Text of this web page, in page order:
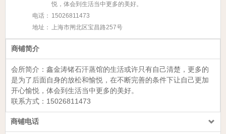
悦，体会到生活当中更多的美好。
电话： 15026811473
地址： 上海市闸北区宝昌路257号
商铺简介
会所简介： 鑫金涛锗石汗蒸馆的生活或许只有自己清楚，更多的
是为了后面自身的放松和愉悦，在不断完善的条件下让自己更加
开心愉悦，体会到生活当中更多的美好。
联系方式： 15026811473
商铺电话